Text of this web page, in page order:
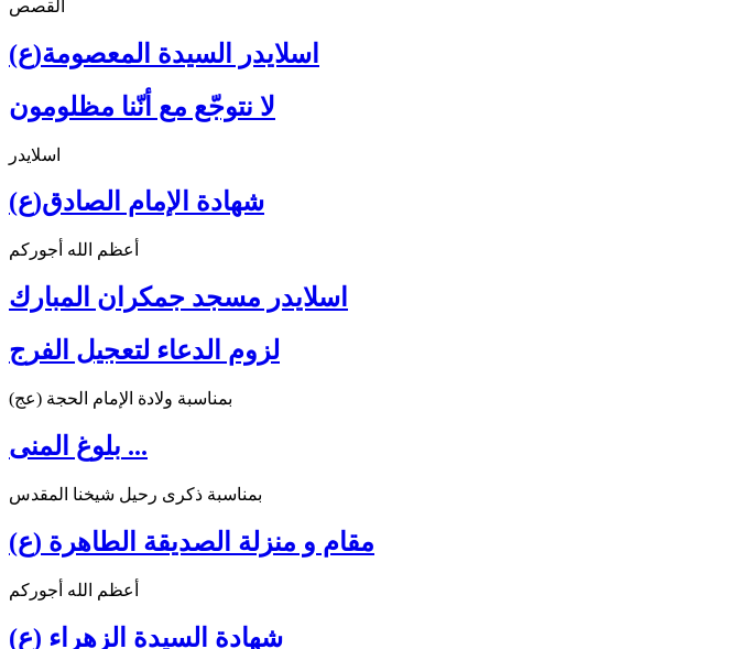
القصص
اسلايدر السيدة المعصومة(ع)
لا نتوجّع مع أنّنا مظلومون
اسلايدر
شهادة الإمام الصادق(ع)
أعظم الله أجوركم
اسلايدر مسجد جمكران المبارك
لزوم الدعاء لتعجيل الفرج
بمناسبة ولادة الإمام الحجة (عج)
بلوغ المنى ...
بمناسبة ذكرى رحيل شيخنا المقدس
مقام و منزلة الصديقة الطاهرة (ع)
أعظم الله أجوركم
شهادة السيدة الزهراء (ع)